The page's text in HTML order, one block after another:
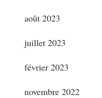
août 2023
juillet 2023
février 2023
novembre 2022